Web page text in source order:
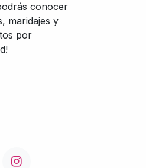
conocer
maridajes y
por